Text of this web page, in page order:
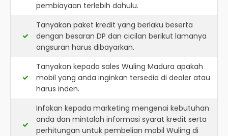
pembiayaan terlebih dahulu.
Tanyakan paket kredit yang berlaku beserta
dengan besaran DP dan cicilan berikut lamanya
angsuran harus dibayarkan.
Tanyakan kepada sales Wuling Madura apakah
mobil yang anda inginkan tersedia di dealer atau
harus inden.
Infokan kepada marketing mengenai kebutuhan
anda dan mintalah informasi syarat kredit serta
perhitungan untuk pembelian mobil Wuling di